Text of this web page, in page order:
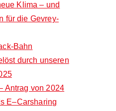
Klima – und
für die Gevrey-
Bahn
durch unseren
Antrag von 2024
E–Carsharing